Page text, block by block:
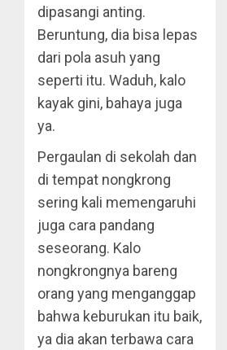
dipasangi anting.
Beruntung, dia bisa lepas
dari pola asuh yang
seperti itu. Waduh, kalo
kayak gini, bahaya juga
ya.
Pergaulan di sekolah dan
di tempat nongkrong
sering kali memengaruhi
juga cara pandang
seseorang. Kalo
nongkrongnya bareng
orang yang menganggap
bahwa keburukan itu baik,
ya dia akan terbawa cara